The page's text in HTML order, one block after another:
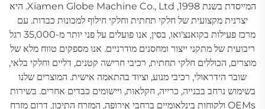
המייסדת בשנת 1998, Xiamen Globe Machine Co., Ltd. היא
יצרנית מקצועית של חלקי תחתית וחלקי חילוף למכונות כבדות. עם
מרכז פעילות בקואנצ'ואו, בסין, אנו פועלים על פני יותר מ-35,000 רגל
ריבועית של מתקני ייצור ומחסנים מודרניים. אנו מספקים טווח מלא של
מוצרים, הכוללים חלקי תחתית, רכיבי חרישה קטנים, דליים וחלקי בלאי,
שובר הידראולי, רכיבי מנוע, וציוד בהתאמה אישית. המוצרים שלנו
בשימוש נרחב בבנייה, כרייה, חקלאות, ויישומים כבדים אחרים. בשירות
OEMs ולקוחות בינלאומיים ברחבי אירופה, המזרח התיכון, דרום מזרח